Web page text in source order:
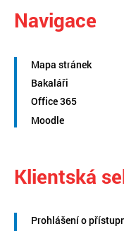
Navigace
Mapa stránek
Bakaláři
Office 365
Moodle
Klientská
Prohlášení o